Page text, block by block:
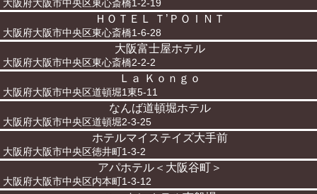
大阪府大阪市中央区東心斎橋1-2-19
ＨＯＴＥＬ Ｔ’ＰＯＩＮＴ
大阪府大阪市中央区東心斎橋1-6-28
大阪富士屋ホテル
大阪府大阪市中央区東心斎橋2-2-2
Ｌａ Ｋｏｎｇｏ
大阪府大阪市中央区道頓堀1東5-11
なんば道頓堀ホテル
大阪府大阪市中央区道頓堀2-3-25
ホテルマイステイズ大手前
大阪府大阪市中央区徳井町1-3-2
アパホテル＜大阪谷町＞
大阪府大阪市中央区内本町1-3-12